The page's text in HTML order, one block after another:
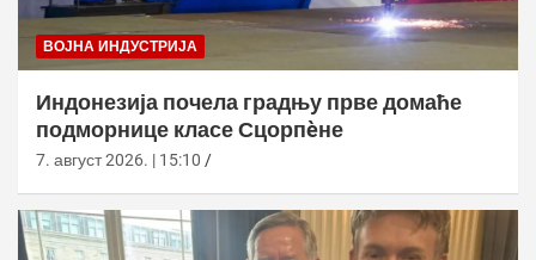
ВОЈНА ИНДУСТРИЈА
Индонезија почела градњу прве домаће
подморнице класе Сцорпèне
7. август 2026. | 15:10